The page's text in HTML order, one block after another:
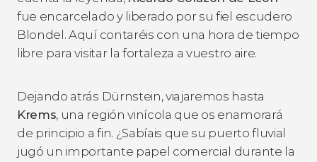
fue encarcelado y liberado por su fiel escudero
Blondel. Aquí contaréis con una hora de tiempo
libre para visitar la fortaleza a vuestro aire.
Dejando atrás Dürnstein, viajaremos hasta
Krems, una región vinícola que os enamorará
de principio a fin. ¿Sabíais que su puerto fluvial
jugó un importante papel comercial durante la